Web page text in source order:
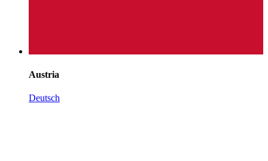
Austria
Deutsch